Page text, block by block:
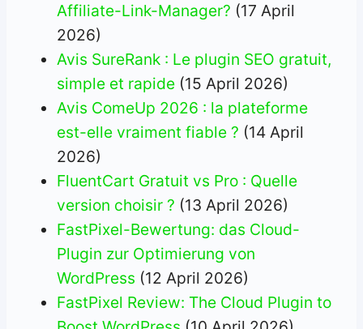
Affiliate-Link-Manager? (17 April
2026)
Avis SureRank : Le plugin SEO gratuit,
simple et rapide (15 April 2026)
Avis ComeUp 2026 : la plateforme
est-elle vraiment fiable ? (14 April
2026)
FluentCart Gratuit vs Pro : Quelle
version choisir ? (13 April 2026)
FastPixel-Bewertung: das Cloud-
Plugin zur Optimierung von
WordPress (12 April 2026)
FastPixel Review: The Cloud Plugin to